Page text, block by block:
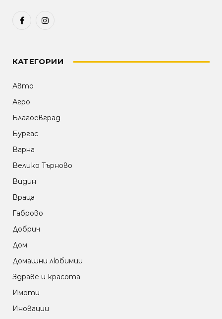
FacebookInstagram
КАТЕГОРИИ
Авто
Агро
Благоевград
Бургас
Варна
Велико Търново
Видин
Враца
Габрово
Добрич
Дом
Домашни любимци
Здраве и красота
Имоти
Иновации